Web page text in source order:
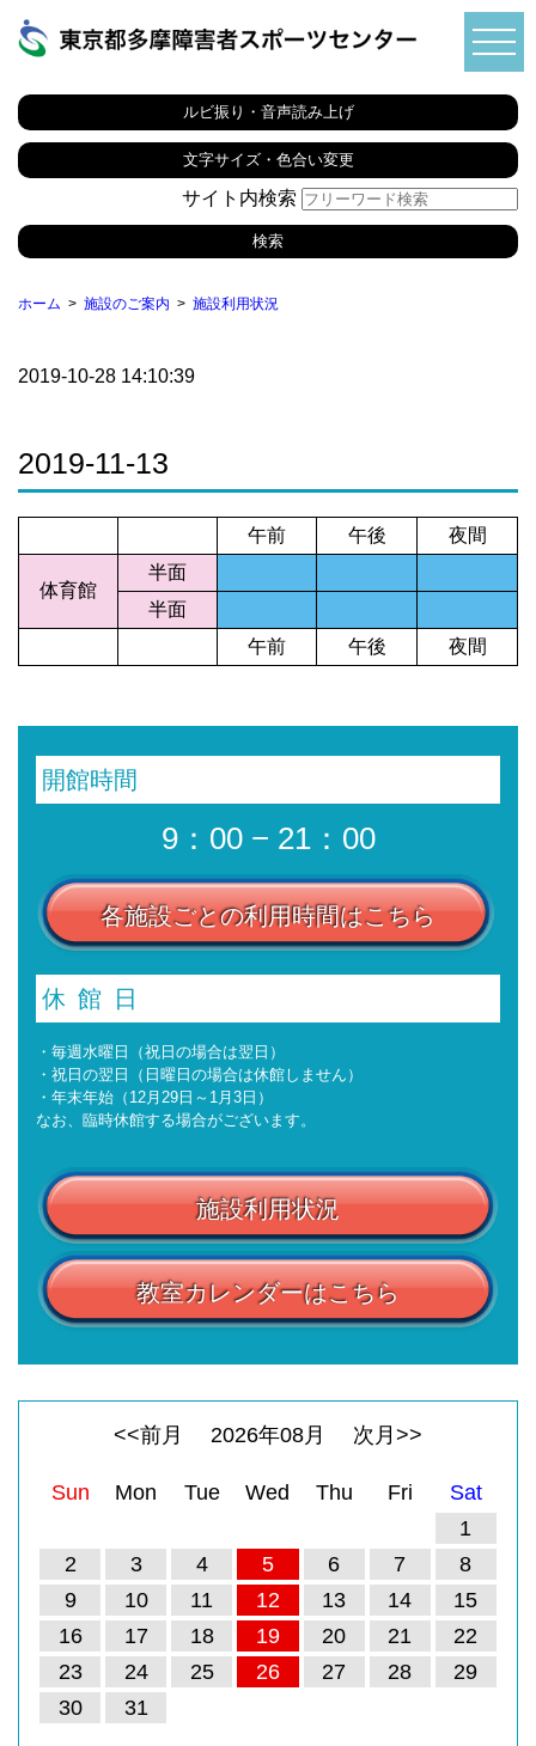
ルビ振り・音声読み上げ
文字サイズ・色合い変更
サイト内検索
ホーム 施設のご案内 施設利用状況
2019-10-28 14:10:39
2019-11-13
午前 午後 夜間
体育館
半面
半面
午前
午後 夜間
開館時間
9：00 − 21：00
各施設ごとの利用時間はこちら
休館日
・毎週水曜日（祝日の場合は翌日）
・祝日の翌日（日曜日の場合は休館しません）
・年末年始（12月29日～1月3日）
なお、臨時休館する場合がございます。
施設利用状況
教室カレンダーはこちら
<<前月 2026年08月 次月>>
Sun Mon Tue Wed Thu Fri
Sat
1
2
3 4 5 6 7
8
9
10 11 12 13 14
15
16
17 18 19 20 21
22
23
24 25 26 27 28
29
30
31